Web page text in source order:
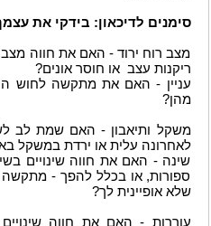
סימנים לדיכאון: בידקי את
מצב רוח ירוד - האם את חווה מצב
ריקנות עצב או חוסר אונים?
עניין - האם את מתקשה לחוש
מהן?
משקל ותיאבון - האם שמת לב
לאחרונה עלית או ירדת במשקל
שינה - האם את חווה שינויים
ספורות, או בכלל להפך - מתקשה
שלא אופיינית לך?
עוררות - האם את חווה